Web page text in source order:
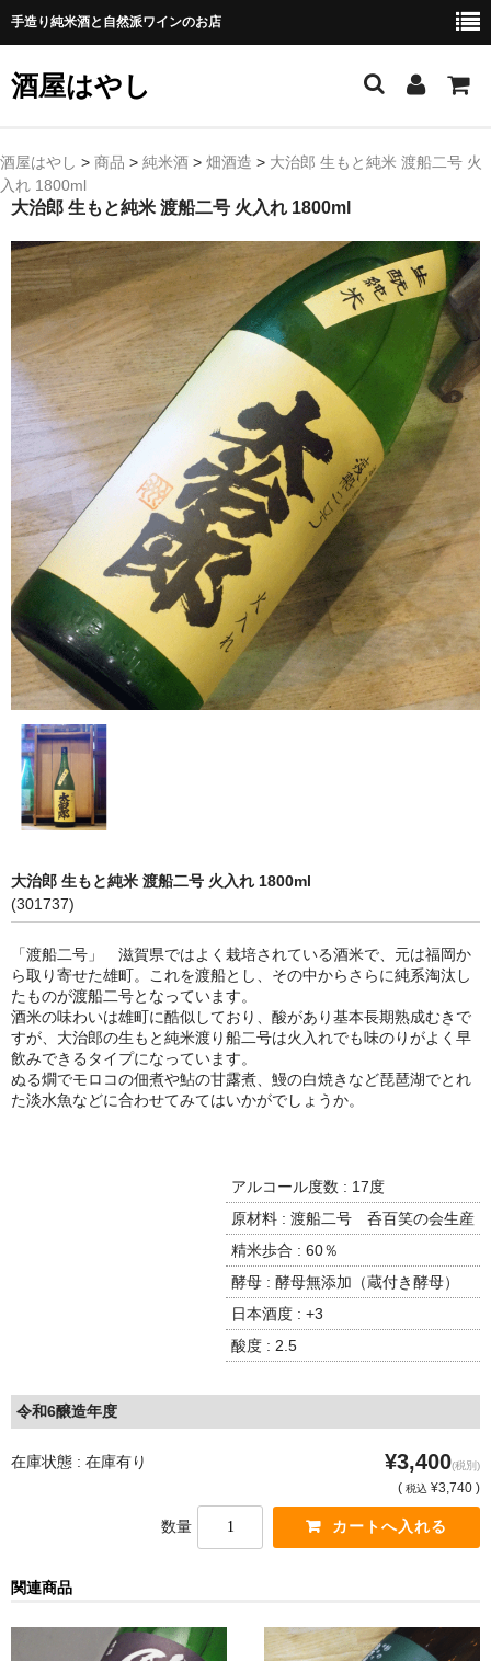
手造り純米酒と自然派ワインのお店
酒屋はやし
ホーム
商品カテゴリー
純 米 酒
よえもん 川村酒造店（岩手県花巻市）
田从･月下の舞 舞鶴酒造（秋田県横手市）
綿屋 金の井酒造（宮城県栗原市）
大七 大七酒造（福島県二本松市）
宗玄 宗玄酒造（石川県珠洲市）
神亀 神亀酒造（埼玉県蓮田市）
隆・丹沢山 川西屋酒造店（神奈川県足柄上郡）
長珍 長珍酒造（愛知県津島市）
天遊琳・伊勢の白酒 タカハシ酒造（三重県四日市市）
るみ子の酒・英・妙の華 森喜酒造（三重県伊賀市）
大治郎・喜量能 畑酒造（滋賀県東近江市）
秋鹿・奥鹿 秋鹿酒造（大阪府豊能郡能勢町）
竹泉 田治米（兵庫県朝来市）
諏訪泉 諏訪酒造（鳥取県八頭郡智頭町）
✚旭日 旭日酒造（島根県出雲市）
悦凱陣 丸尾本店（香川県琴平市）
小鹿 小鹿酒造（鹿児島県鹿屋市)
明るい農村 霧島町蒸留所（鹿児島県霧島市）
鶴見 大石酒造（鹿児島県阿久根市）
鉄輪 瑞鷹（熊本県熊本市）
自 然 派 ワ イ ン
Petitjean Pienne（ﾌﾟﾁｼﾞｬﾝ･ﾋﾟｴﾝﾇ）
France Bourgogone/ﾌﾗﾝｽ･ﾌﾞﾙｺﾞｰﾆｭ
酒屋はやし > 商品 > 純米酒 > 畑酒造 > 大治郎 生もと純米 渡船二号 火
入れ 1800ml
大治郎 生もと純米 渡船二号 火入れ 1800ml
大治郎 生もと純米 渡船二号 火入れ 1800ml
(301737)
「渡船二号」 滋賀県ではよく栽培されている酒米で、元は福岡か
ら取り寄せた雄町。これを渡船とし、その中からさらに純系淘汰し
たものが渡船二号となっています。
酒米の味わいは雄町に酷似しており、酸があり基本長期熟成むきで
すが、大治郎の生もと純米渡り船二号は火入れでも味のりがよく早
飲みできるタイプになっています。
ぬる燗でモロコの佃煮や鮎の甘露煮、鰻の白焼きなど琵琶湖でとれ
た淡水魚などに合わせてみてはいかがでしょうか。
アルコール度数 : 17度
原材料 : 渡船二号 呑百笑の会生産
精米歩合 : 60％
酵母 : 酵母無添加（蔵付き酵母）
日本酒度 : +3
酸度 : 2.5
令和6醸造年度
在庫状態 : 在庫有り ¥3,400(税別)
( 税込 ¥3,740 )
数量
関連商品